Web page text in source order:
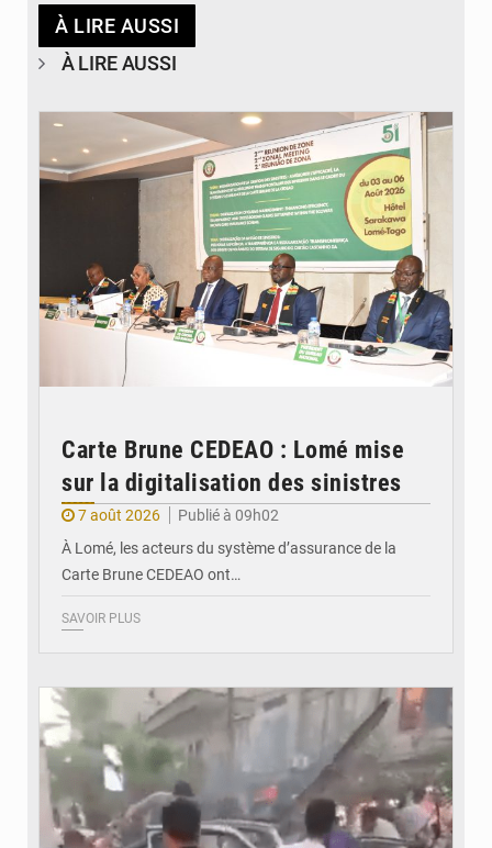
À LIRE AUSSI
À LIRE AUSSI
Carte Brune CEDEAO : Lomé mise
sur la digitalisation des sinistres
7 août 2026
Publié à 09h02
À Lomé, les acteurs du système d’assurance de la
Carte Brune CEDEAO ont…
SAVOIR PLUS